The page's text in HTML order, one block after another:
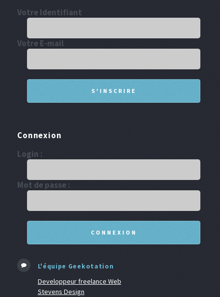
Votre Identifiant
Votre E-mail
Connexion
Login :
Mot de passe :
L'équipe Geekotation
Developpeur freelance Web
Stevens Design